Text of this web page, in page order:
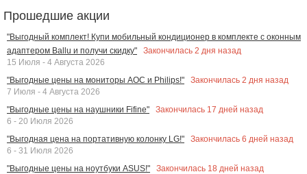
Прошедшие акции
"Выгодный комплект! Купи мобильный кондиционер в комплекте с оконным
адаптером Ballu и получи скидку"
Закончилась 2 дня назад
15 Июля - 4 Августа 2026
"Выгодные цены на мониторы AOC и Philips!"
Закончилась 2 дня назад
7 Июля - 4 Августа 2026
"Выгодные цены на наушники Fifine"
Закончилась 17 дней назад
6 - 20 Июля 2026
"Выгодная цена на портативную колонку LG!"
Закончилась 6 дней назад
6 - 31 Июля 2026
"Выгодные цены на ноутбуки ASUS!"
Закончилась 18 дней назад